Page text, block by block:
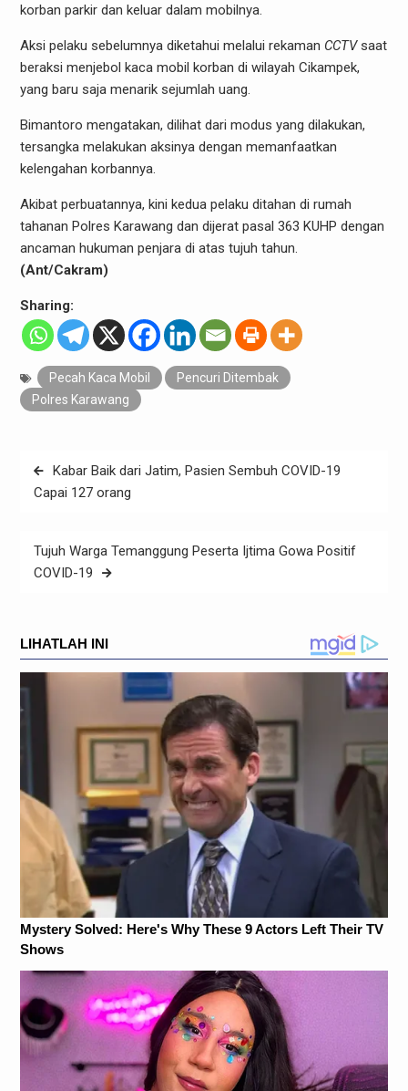
korban parkir dan keluar dalam mobilnya.
Aksi pelaku sebelumnya diketahui melalui rekaman CCTVsaat
beraksi menjebol kaca mobil korban di wilayah Cikampek,
yang baru saja menarik sejumlah uang.
Bimantoro mengatakan, dilihat dari modus yang dilakukan,
tersangka melakukan aksinya dengan memanfaatkan
kelengahan korbannya.
Akibat perbuatannya, kini kedua pelaku ditahan di rumah
tahanan Polres Karawang dan dijerat pasal 363 KUHP dengan
ancaman hukuman penjara di atas tujuh tahun.
(Ant/Cakram)
Sharing:
Pecah Kaca Mobil
Pencuri Ditembak
Polres Karawang
Navigasi
pos
Kabar Baik dari Jatim, Pasien Sembuh COVID-19
Capai 127 orang
Tujuh Warga Temanggung Peserta Ijtima Gowa Positif
COVID-19